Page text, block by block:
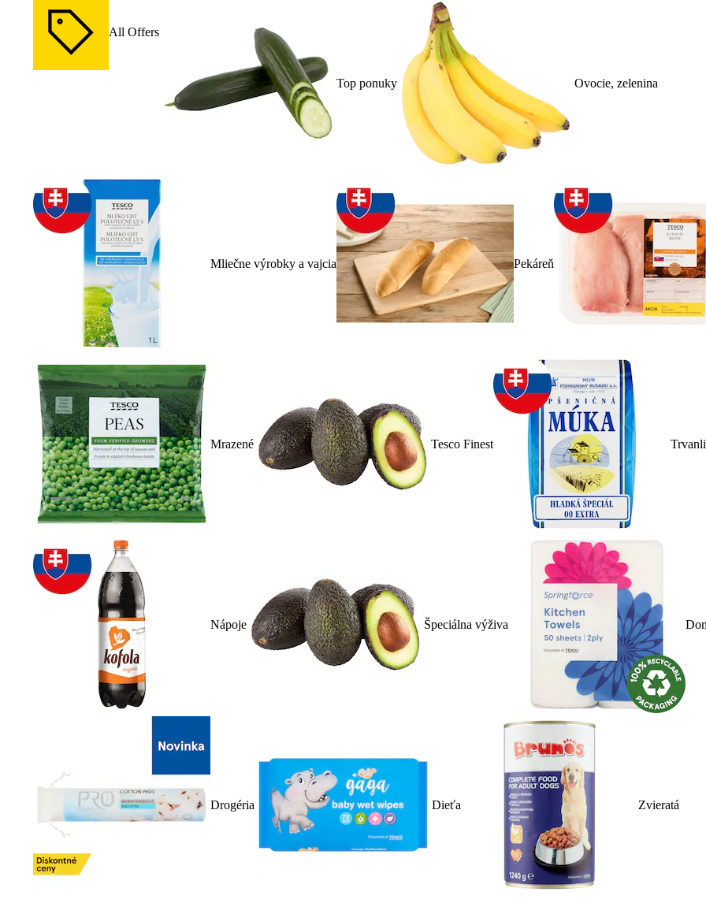
All Offers
Top ponuky Ovocie, zelenina
Mliečne výrobky a vajcia Pekáreň
Mrazené Tesco Finest
Nápoje Špeciálna výživa
Drogéria Dieťa Zvieratá